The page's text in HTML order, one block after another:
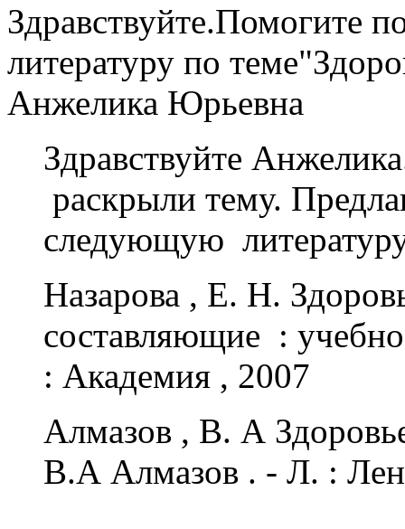
Здравствуйте.Помогите
литературу по
Анжелика Юрьевна
Здравствуйте
раскрыли тему.
следующую
Назарова , Е. Н.
составляющие :
: Академия , 2007
Алмазов , В. А
В.А Алмазов . - Л. :